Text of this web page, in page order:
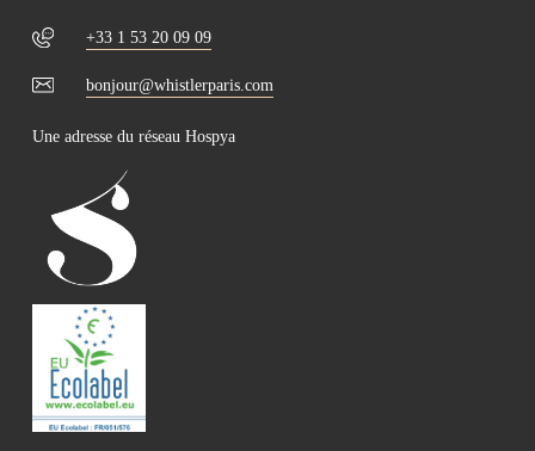
+33 1 53 20 09 09
bonjour@whistlerparis.com
Une adresse du réseau Hospya